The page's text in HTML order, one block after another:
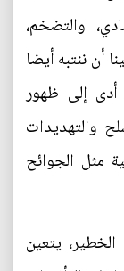
والتضخم،
أن ننتبه أيضا
أدى إلى ظهور
والتهديدات
مثل الجوائح
يتعين